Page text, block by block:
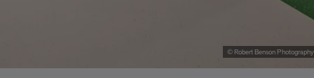
© Robert Benson Photography